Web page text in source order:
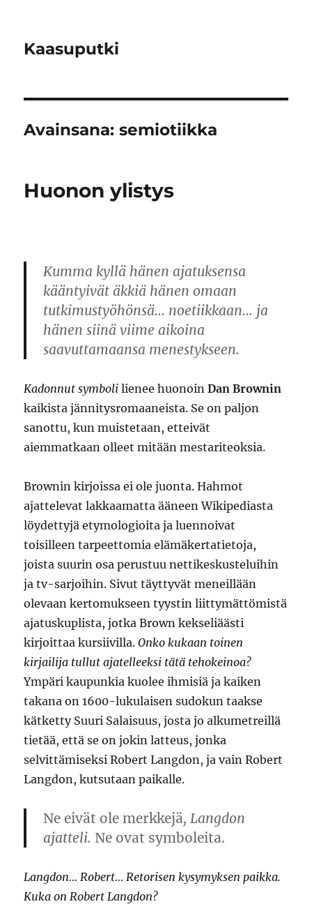
Kaasuputki
Avainsana:semiotiikka
Huonon ylistys
Kumma kyllä hänen ajatuksensa
kääntyivät äkkiä hänen omaan
tutkimustyöhönsä… noetiikkaan… ja
hänen siinä viime aikoina
saavuttamaansa menestykseen.
Kadonnut symbolilienee huonoinDan Brownin
kaikista jännitysromaaneista. Se on paljon
sanottu, kun muistetaan, etteivät
aiemmatkaan olleet mitään mestariteoksia.
Brownin kirjoissa ei ole juonta. Hahmot
ajattelevat lakkaamatta ääneen Wikipediasta
löydettyjä etymologioita ja luennoivat
toisilleen tarpeettomia elämäkertatietoja,
joista suurin osa perustuu nettikeskusteluihin
ja tv-sarjoihin. Sivut täyttyvät meneillään
olevaan kertomukseen tyystin liittymättömistä
ajatuskuplista, jotka Brown kekseliäästi
kirjoittaa kursiivilla.Onko kukaan toinen
kirjailija tullut ajatelleeksi tätä tehokeinoa?
Ympäri kaupunkia kuolee ihmisiä ja kaiken
takana on 1600-lukulaisen sudokun taakse
kätketty Suuri Salaisuus, josta jo alkumetreillä
tietää, että se on jokin latteus, jonka
selvittämiseksi Robert Langdon, ja vain Robert
Langdon, kutsutaan paikalle.
Ne eivät ole merkkejä, Langdon
ajatteli. Ne ovat symboleita.
Langdon… Robert… Retorisen kysymyksen paikka.
Kuka on Robert Langdon?